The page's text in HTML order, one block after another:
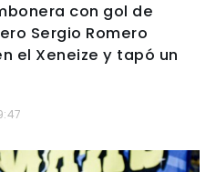
con gol de
Sergio Romero
el Xeneize y tapó un